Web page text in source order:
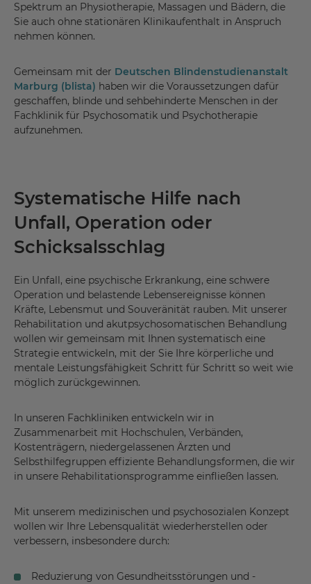
Spektrum an Physiotherapie, Massagen und Bädern, die
Sie auch ohne stationären Klinikaufenthalt in Anspruch
nehmen können.
Gemeinsam mit der Deutschen Blindenstudienanstalt
Marburg (blista) haben wir die Voraussetzungen dafür
geschaffen, blinde und sehbehinderte Menschen in der
Fachklinik für Psychosomatik und Psychotherapie
aufzunehmen.
Systematische Hilfe nach
Unfall, Operation oder
Schicksalsschlag
Ein Unfall, eine psychische Erkrankung, eine schwere
Operation und belastende Lebensereignisse können
Kräfte, Lebensmut und Souveränität rauben. Mit unserer
Rehabilitation und akutpsychosomatischen Behandlung
wollen wir gemeinsam mit Ihnen systematisch eine
Strategie entwickeln, mit der Sie Ihre körperliche und
mentale Leistungsfähigkeit Schritt für Schritt so weit wie
möglich zurückgewinnen.
In unseren Fachkliniken entwickeln wir in
Zusammenarbeit mit Hochschulen, Verbänden,
Kostenträgern, niedergelassenen Ärzten und
Selbsthilfegruppen effiziente Behandlungsformen, die wir
in unsere Rehabilitationsprogramme einfließen lassen.
Mit unserem medizinischen und psychosozialen Konzept
wollen wir Ihre Lebensqualität wiederherstellen oder
verbessern, insbesondere durch:
Reduzierung von Gesundheitsstörungen und -